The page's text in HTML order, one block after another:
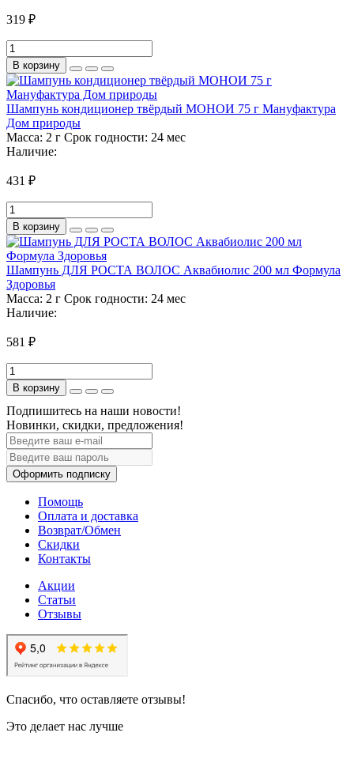
319 ₽
В корзину
Шампунь кондиционер твёрдый МОНОИ 75 г Мануфактура
Дом природы
Масса: 2 г Срок годности: 24 мес
Наличие:
431 ₽
В корзину
Шампунь ДЛЯ РОСТА ВОЛОС Аквабиолис 200 мл Формула
Здоровья
Масса: 2 г Срок годности: 24 мес
Наличие:
581 ₽
В корзину
Подпишитесь на наши новости!
Новинки, скидки, предложения!
Оформить подписку
Помощь
Оплата и доставка
Возврат/Обмен
Скидки
Контакты
Акции
Статьи
Отзывы
Спасибо, что оставляете отзывы!
Это делает нас лучше